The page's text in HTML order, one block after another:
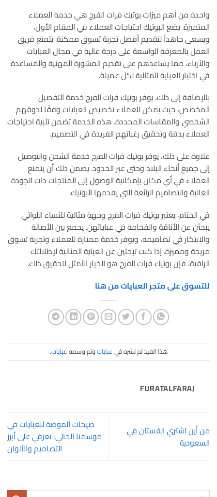
واحدة من أهم ميزات بوتيك فرات الفرج هي خدمة العملاء
المتميزة. يضع البوتيك احتياجات العملاء في المقام الأول،
ويسعى جاهداً لتقديم أفضل تجربة تسوق ممكنة. يتمتع فريق
العمل بالمعرفة الواسعة على درجة عالية في مجال العبايات
والأزياء، مما يساعدهم على تقديم المشورة المهنية والمساعدة
في اختيار العباية المثالية لكل عميلة.
بالإضافة إلى ذلك، يوفر بوتيك فرات الفرج خدمة التفصيل
المخصص، حيث يمكن للعملاء تخصيص العبايات وفقًا لذوقهم
الشخصي والمقاسات المحددة. هذه الخدمة تضمن تلبية احتياجات
العملاء بدقة وتحقيق رغباتهم الفريدة في التصميم.
علاوة على ذلك، يوفر بوتيك فرات الفرج خدمة الشحن والتوصيل
إلى جميع أنحاء البلاد وحتى عبر الحدود. يضمن ذلك أن يتمتع
العملاء في أي مكان بإمكانية الوصول إلى المنتجات ذات الجودة
العالية والتصاميم الرائعة التي يقدمها البوتيك.
في الختام، يعتبر بوتيك فرات الفرج وجهة مثالية للنساء اللواتي
يبحثن عن الأناقة والفخامة في عباياتهن. يجمع بين الأصالة
والابتكار في تصاميمه، ويوفر خدمة ممتازة للعملاء وتجربة تسوق
مريحة ومميزة. إذا كنت تبحثين عن العباية المثالية لإطلالتك
الراقية، فإن بوتيك فرات الفرج هو الخيار الأمثل لتحقيق ذلك.
للتسوق على متجر العبايات من هنا
هذا القيد تم نشره فيعباياتوتم وسمهعبايات.
FURATALFARAJ
من أين اشتري الفستان في
السعودية
صيحات الموضة للعبايات في
موسمنا الحالي: تعرفي على أبرز
التصاميم والألوان